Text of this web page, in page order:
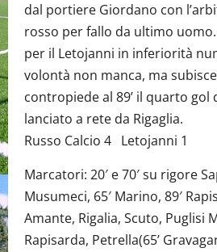
dal portiere Giordano con
rosso per fallo da ultimo
per il Letojanni in inferiorità
volontà non manca, ma
contropiede al 89’ il quarto gol
lanciato a rete da Rigaglia.
Russo Calcio 4 Letojanni 1
Marcatori: 20′ e 70′ su rigore
Musumeci, 65′ Marino, 89′
Amante, Rigalia, Scuto, Puglisi
Rapisarda, Petrella(65’